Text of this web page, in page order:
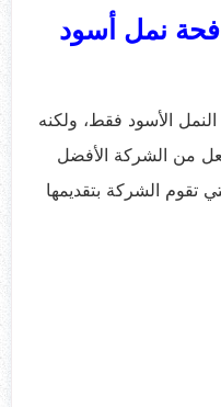
نمل أسود
الأسود فقط، ولكنه
من الشركة الأفضل
تقوم الشركة بتقديمها